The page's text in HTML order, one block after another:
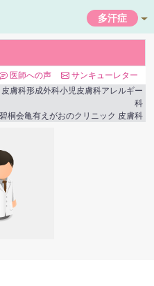
多汗症
医師への声
サンキューレター
膚科形成外科小児皮膚科アレルギー
科
桐会亀有えがおのクリニック 皮膚科